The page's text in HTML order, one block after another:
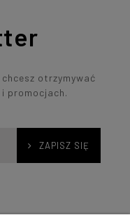
otrzymywać
promocjach.
ZAPISZ SIĘ